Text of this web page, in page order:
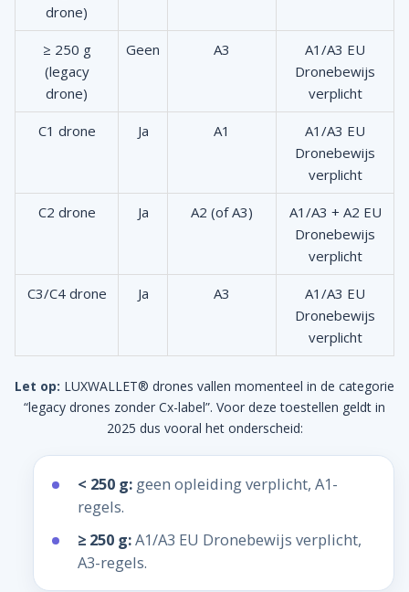
drone)
≥ 250 g
(legacy
drone)
Geen A3
A1/A3 EU
Dronebewijs
verplicht
C1 drone Ja A1
A1/A3 EU
Dronebewijs
verplicht
C2 drone Ja A2 (of A3)
A1/A3 + A2 EU
Dronebewijs
verplicht
C3/C4 drone Ja A3
A1/A3 EU
Dronebewijs
verplicht
Let op: LUXWALLET® drones vallen momenteel in de categorie
“legacy drones zonder Cx-label”. Voor deze toestellen geldt in
2025 dus vooral het onderscheid:
< 250 g: geen opleiding verplicht, A1-
regels.
≥ 250 g:A1/A3 EU Dronebewijs verplicht,
A3-regels.